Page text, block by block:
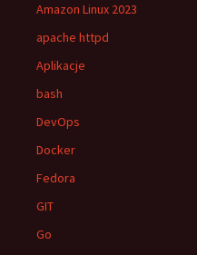
Amazon Linux 2023
apache httpd
Aplikacje
bash
DevOps
Docker
Fedora
GIT
Go